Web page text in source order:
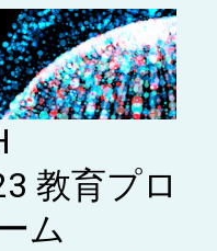
教育プロ
ム